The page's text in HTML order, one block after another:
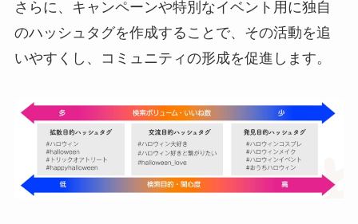
さらに、キャンペーンや特別なイベント用に独自
のハッシュタグを作成することで、その活動を追
いやすくし、コミュニティの形成を促進します。